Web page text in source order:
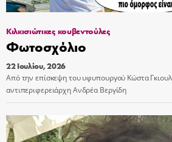
Κιλκισιώτικες κουβεντούλες
Φωτοσχόλιο
22 Ιουλίου, 2026
Από την επίσκεψη του υφυπουργού Κώστα
αντιπεριφερειάρχη Ανδρέα Βεργίδη